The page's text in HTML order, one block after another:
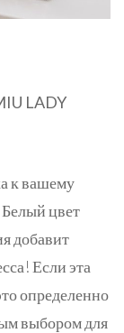
LADY
к вашему
цвет
добавит
Если эта
определенно
выбором для